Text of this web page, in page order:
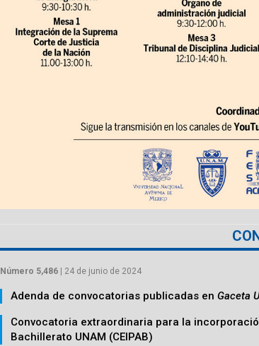
Número 5,486 | 24 de junio de 2024
Adenda de convocatorias publicadas enGaceta
Convocatoria extraordinaria para la
Bachillerato UNAM (CEIPAB)